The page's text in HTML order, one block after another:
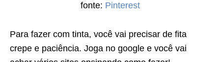
fonte: Pinterest
Para fazer com tinta, você vai precisar de fita
crepe e paciência. Joga no google e você vai